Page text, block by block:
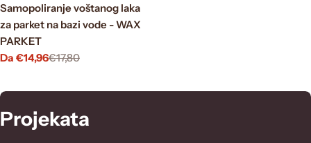
Samopoliranje voštanog laka
za parket na bazi vode - WAX
PARKET
Prezzo
vendita
Da €14,96
Prezzo
€17,80
C
Projekata